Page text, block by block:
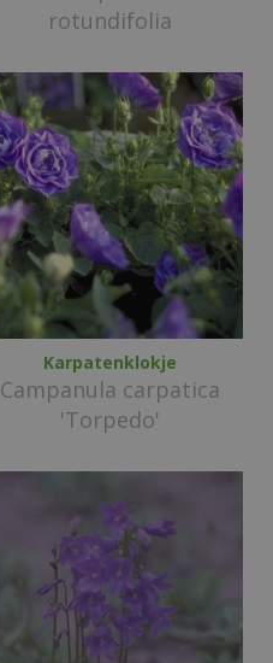
rotundifolia
Karpatenklokje
Campanula carpatica
'Torpedo'